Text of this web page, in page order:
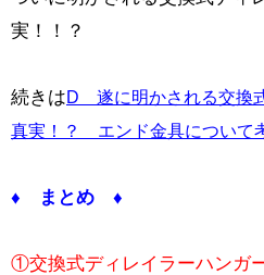
実！！？
続きはD 遂に明かされる交換
真実！？ エンド金具につい
♦ まとめ ♦
①交換式ディレイラーハンガ